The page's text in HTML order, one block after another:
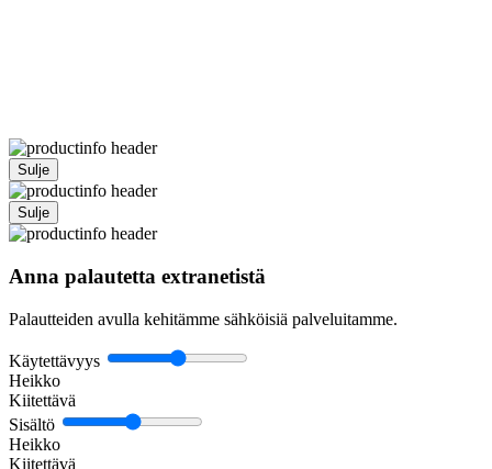
Sulje
Sulje
Anna palautetta extranetistä
Palautteiden avulla kehitämme sähköisiä palveluitamme.
Käytettävyys
Heikko
Kiitettävä
Sisältö
Heikko
Kiitettävä